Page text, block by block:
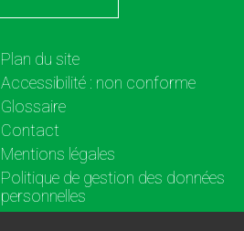
Plan du site
Accessibilité : non conforme
Glossaire
Contact
Mentions légales
Politique de gestion des données
personnelles